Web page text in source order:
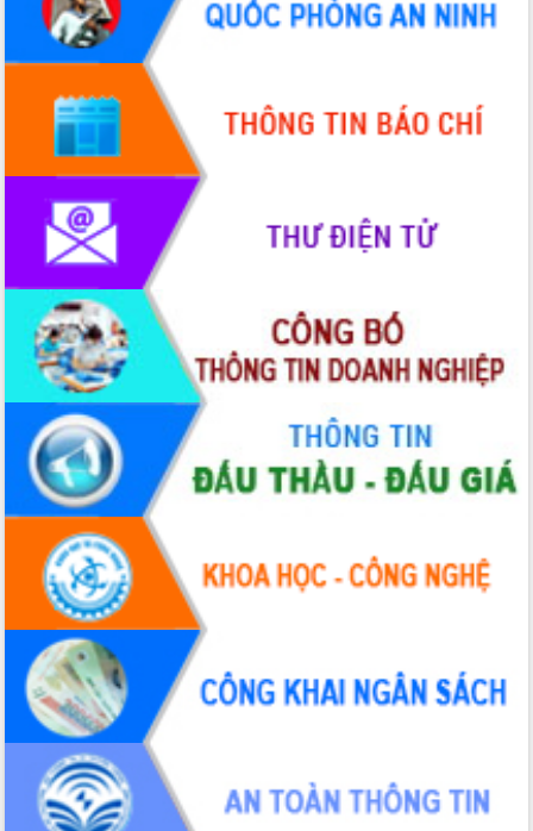
tay làm sạch môi trường
Xã Ea Kar bước chuyển mình trong
công tác cải cách hành chính mô hình
UBND tỉnh họp báo định kỳ tháng 4
năm 2026
Hội thảo khoa học “Giải pháp thúc đẩy
phát triển nền kinh tế xanh tại tỉnh
Đắk Lắk”
Tăng cường giám sát, đôn đốc thực
hiện nhiệm vụ quản lý tài sản công
hàng tuần
Tháo gỡ những vướng mắc, đẩy mạnh
công tác cải cách thủ tục hành chính
tại Trung tâm Phục vụ hành chính
công tỉnh
Đắk Lắk: Tôn vinh 46 giải pháp tại Hội
thi Sáng tạo Kỹ thuật 2024 - 2025
Đắk Lắk rà soát, điều chỉnh Đề án 190
về phát triển nuôi trồng thủy sản
Phó Chủ tịch UBND tỉnh Đắk Lắk
Trương Công Thái kiểm tra thực địa
Dự án cao tốc Khánh Hòa - Buôn Ma
Thuột
Định vị cà phê Việt Nam như một “di
sản sống” trong dòng chảy toàn cầu
Xây dựng nông thôn mới: Nâng cao đời
sống người dân từ những mô hình thiết
thực
Quyết liệt tháo gỡ vướng mắc, đẩy
nhanh tiến độ các dự án trọng điểm
trong Khu kinh tế Nam Phú Yên